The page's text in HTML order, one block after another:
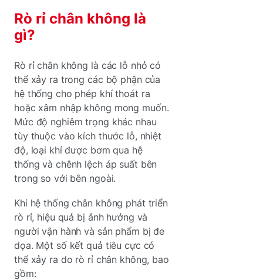
Rò rỉ chân không là
gì?
Rò rỉ chân không là các lỗ nhỏ có
thể xảy ra trong các bộ phận của
hệ thống cho phép khí thoát ra
hoặc xâm nhập không mong muốn.
Mức độ nghiêm trọng khác nhau
tùy thuộc vào kích thước lỗ, nhiệt
độ, loại khí được bơm qua hệ
thống và chênh lệch áp suất bên
trong so với bên ngoài.
Khi hệ thống chân không phát triển
rò rỉ, hiệu quả bị ảnh hưởng và
người vận hành và sản phẩm bị đe
dọa. Một số kết quả tiêu cực có
thể xảy ra do rò rỉ chân không, bao
gồm: